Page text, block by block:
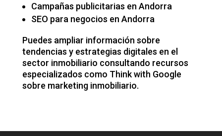
Campañas publicitarias en Andorra
SEO para negocios en Andorra
Puedes ampliar información sobre
tendencias y estrategias digitales en el
sector inmobiliario consultando recursos
especializados como Think with Google
sobre marketing inmobiliario.